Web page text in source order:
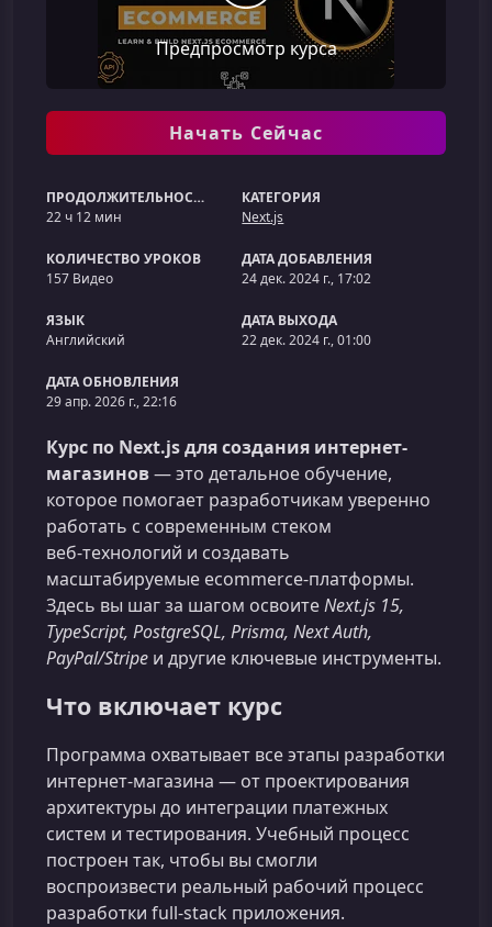
Предпросмотр курса
Начать Сейчас
ПРОДОЛЖИТЕЛЬНОСТЬ
22 ч 12 мин
КАТЕГОРИЯ
Next.js
КОЛИЧЕСТВО УРОКОВ
157 Видео
ДАТА ДОБАВЛЕНИЯ
24 дек. 2024 г., 17:02
ЯЗЫК
Английский
ДАТА ВЫХОДА
22 дек. 2024 г., 01:00
ДАТА ОБНОВЛЕНИЯ
29 апр. 2026 г., 22:16
Курс по Next.js для создания интернет-
магазинов— это детальное обучение,
которое помогает разработчикам уверенно
работать с современным стеком
веб‑технологий и создавать
масштабируемые ecommerce‑платформы.
Здесь вы шаг за шагом освоитеNext.js 15,
TypeScript, PostgreSQL, Prisma, Next Auth,
PayPal/Stripe и другие ключевые инструменты.
Что включает курс
Программа охватывает все этапы разработки
интернет-магазина — от проектирования
архитектуры до интеграции платежных
систем и тестирования. Учебный процесс
построен так, чтобы вы смогли
воспроизвести реальный рабочий процесс
разработки full‑stack приложения.